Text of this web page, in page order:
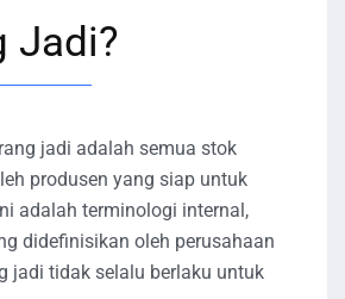
Jadi?
jadi adalah semua stok
produsen yang siap untuk
adalah terminologi internal,
didefinisikan oleh perusahaan
jadi tidak selalu berlaku untuk